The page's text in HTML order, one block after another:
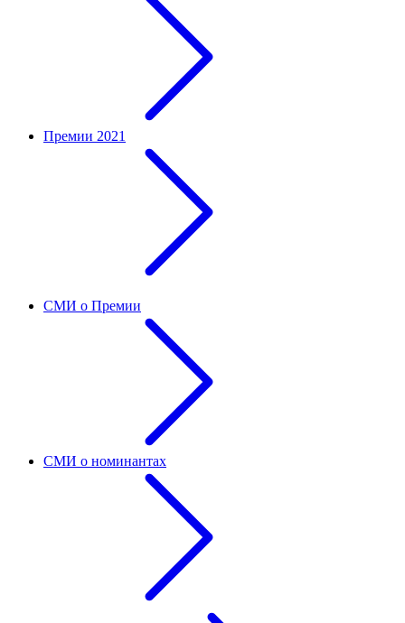
Премии 2021
СМИ о Премии
СМИ о номинантах